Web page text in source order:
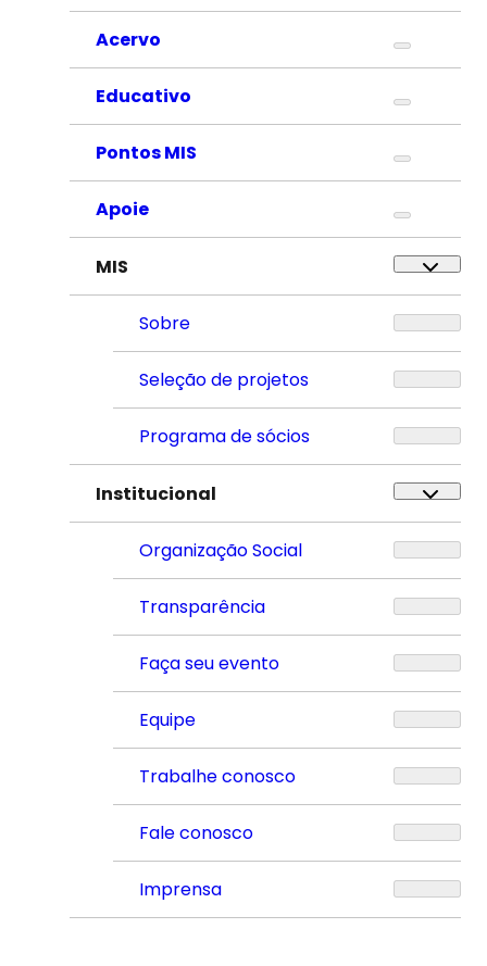
Acervo
Educativo
Pontos MIS
Apoie
MIS
Sobre
Seleção de projetos
Programa de sócios
Institucional
Organização Social
Transparência
Faça seu evento
Equipe
Trabalhe conosco
Fale conosco
Imprensa